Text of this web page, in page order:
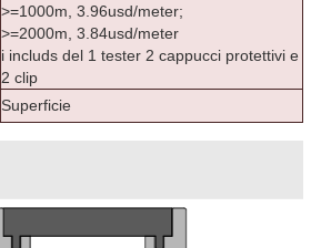
>=1000m, 3.96usd/meter;
>=2000m, 3.84usd/meter
i includs del 1 tester 2 cappucci protettivi e
2 clip
Superficie